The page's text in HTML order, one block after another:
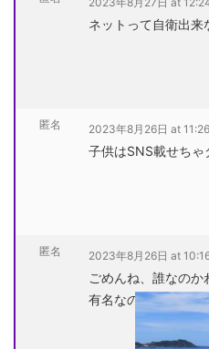
ネットって自衛出来
匿名 2023年8月26日 at
子供はSNS載せちゃ
匿名 2023年8月26日 at
ごめんね、誰なのか
有名なのかな？